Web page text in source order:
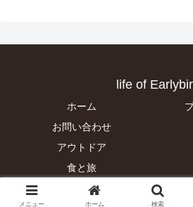
life of
ホーム
お問い合わせ
アウトドア
食と旅
© 2019 life of
メニュー ホーム 検索